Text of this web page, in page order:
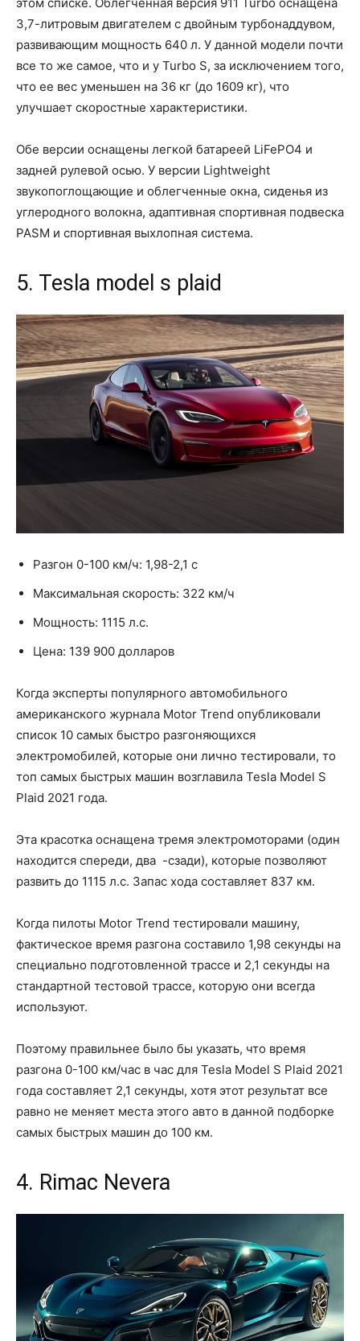
3,7-литровым двигателем с двойным турбонаддувом,
развивающим мощность 640 л. У данной модели почти
все то же самое, что и у Turbo S, за исключением того,
что ее вес уменьшен на 36 кг (до 1609 кг), что
улучшает скоростные характеристики.
Обе версии оснащены легкой батареей LiFePO4 и
задней рулевой осью. У версии Lightweight
звукопоглощающие и облегченные окна, сиденья из
углеродного волокна, адаптивная спортивная подвеска
PASM и спортивная выхлопная система.
5. Tesla model s plaid
Разгон 0-100 км/ч: 1,98-2,1 с
Максимальная скорость: 322 км/ч
Мощность: 1115 л.с.
Цена: 139 900 долларов
Когда эксперты популярного автомобильного
американского журнала Motor Trend опубликовали
список 10 самых быстро разгоняющихся
электромобилей, которые они лично тестировали, то
топ самых быстрых машин возглавила Tesla Model S
Plaid 2021 года.
Эта красотка оснащена тремя электромоторами (один
находится спереди, два -сзади), которые позволяют
развить до 1115 л.с. Запас хода составляет 837 км.
Когда пилоты Motor Trend тестировали машину,
фактическое время разгона составило 1,98 секунды на
специально подготовленной трассе и 2,1 секунды на
стандартной тестовой трассе, которую они всегда
используют.
Поэтому правильнее было бы указать, что время
разгона 0-100 км/час в час для Tesla Model S Plaid 2021
года составляет 2,1 секунды, хотя этот результат все
равно не меняет места этого авто в данной подборке
самых быстрых машин до 100 км.
4. Rimac Nevera